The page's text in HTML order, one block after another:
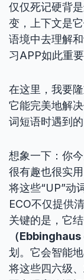
仅仅死记硬背
变，上下文是
语境中去理解
习APP如此重要
在这里，我要
它能完美地解
词短语时遇到的
想象一下：你
很有趣也很实
将这些“UP”动
ECO不仅提供
关键的是，它
（Ebbinghaus
划。它会智能
将这些四六级